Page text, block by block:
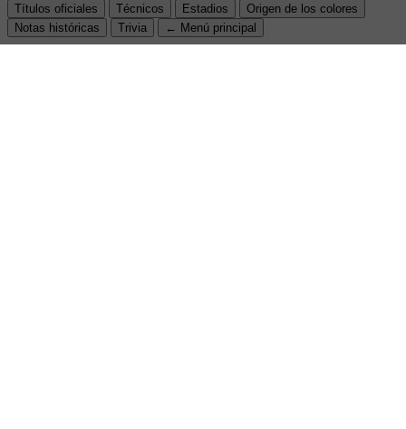
Títulos oficiales
Técnicos Estadios
Origen de los colores
Notas históricas
Trivia ← Menú principal